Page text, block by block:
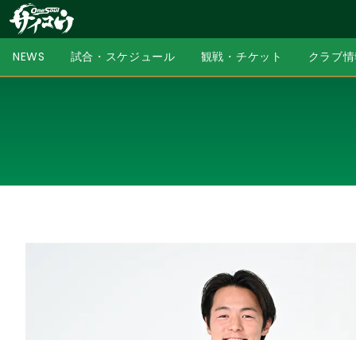
NEWS 試合・スケジュール 観戦・チケット クラブ